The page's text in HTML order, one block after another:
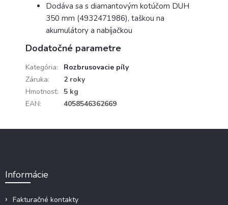
Dodáva sa s diamantovým kotúčom DUH
350 mm (4932471986), taškou na
akumulátory a nabíjačkou
Dodatočné parametre
Kategória:
Rozbrusovacie píly
Záruka:
2 roky
Hmotnosť:
5 kg
EAN: 4058546362669
Informácie
Fakturačné kontakty